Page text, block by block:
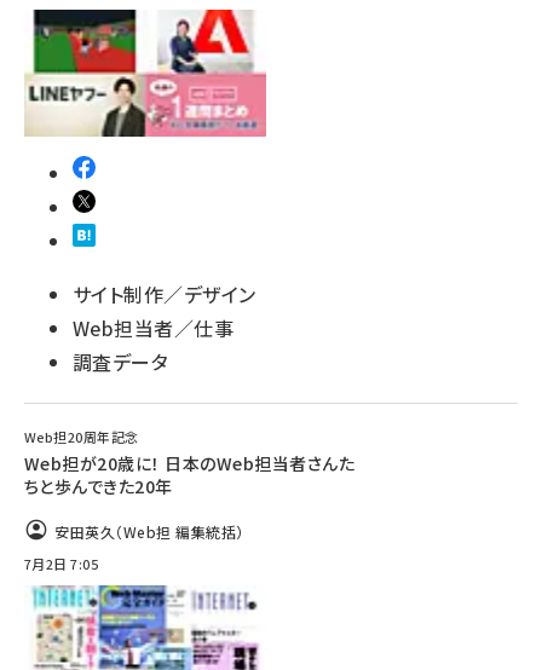
サイト制作／デザイン
Web担当者／仕事
調査データ
Web担20周年記念
Web担が20歳に！ 日本のWeb担当者さんた
ちと歩んできた20年
安田英久（Web担 編集統括）
7月2日 7:05